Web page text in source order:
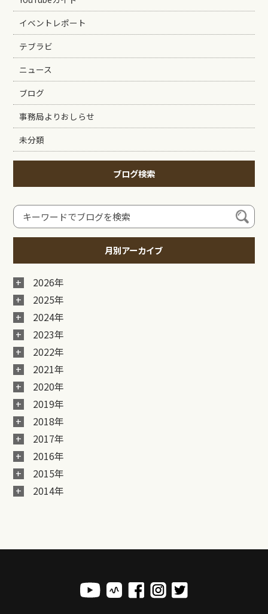
イベントレポート
テブラビ
ニュース
ブログ
事務局よりおしらせ
未分類
ブログ検索
月別アーカイブ
2026年
2025年
2024年
2023年
2022年
2021年
2020年
2019年
2018年
2017年
2016年
2015年
2014年